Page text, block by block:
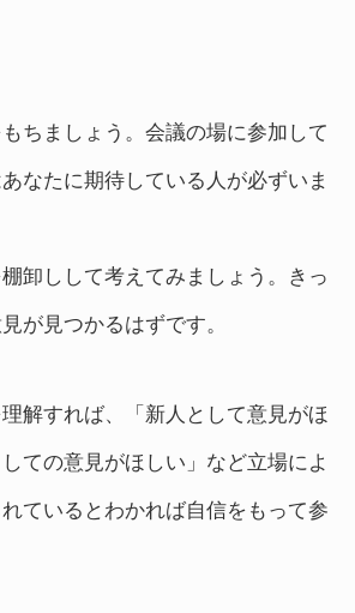
ちましょう。会議の場に参加して
なたに期待している人が必ずいま
卸しして考えてみましょう。きっ
が見つかるはずです。
解すれば、「新人として意見がほ
ての意見がほしい」など立場によ
ているとわかれば自信をもって参